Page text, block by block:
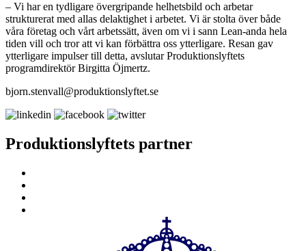
– Vi har en tydligare övergripande helhetsbild och arbetar
strukturerat med allas delaktighet i arbetet. Vi är stolta över både
våra företag och vårt arbetssätt, även om vi i sann Lean-anda hela
tiden vill och tror att vi kan förbättra oss ytterligare. Resan gav
ytterligare impulser till detta, avslutar Produktionslyftets
programdirektör Birgitta Öjmertz.
bjorn.stenvall@produktionslyftet.se
Produktionslyftets partner